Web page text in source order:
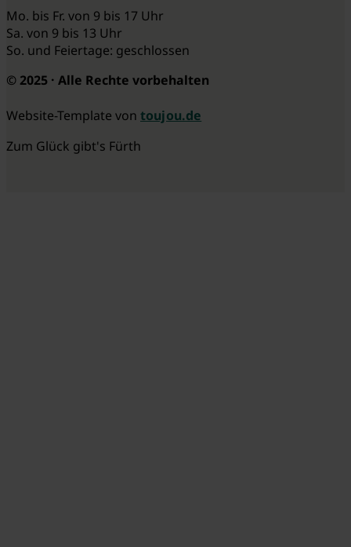
Mo. bis Fr. von 9 bis 17 Uhr
Sa. von 9 bis 13 Uhr
So. und Feiertage: geschlossen
© 2025 · Alle Rechte vorbehalten
Website-Template von toujou.de
Zum Glück gibt's Fürth